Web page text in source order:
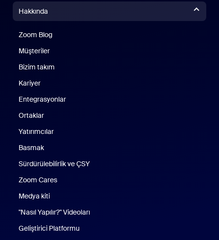
Hakkında
Zoom Blog
Müşteriler
Bizim takım
Kariyer
Entegrasyonlar
Ortaklar
Yatırımcılar
Basmak
Sürdürülebilirlik ve ÇSY
Zoom Cares
Medya kiti
"Nasıl Yapılır?" Videoları
Geliştirici Platformu